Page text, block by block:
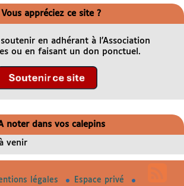
Vous appréciez ce site ?
en adhérant à l’Association
ou en faisant un don ponctuel.
noter dans vos calepins
venir
légales Espace privé